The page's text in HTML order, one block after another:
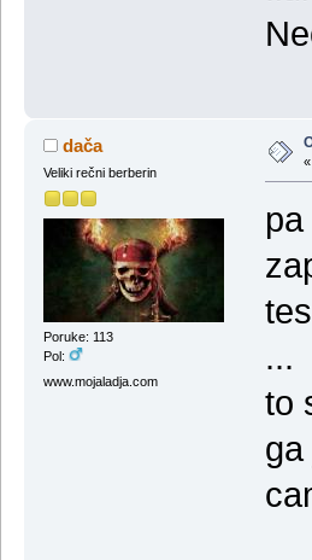
dača
Veliki rečni berberin
Poruke: 113
Pol:
www.mojaladja.com
«
...
to